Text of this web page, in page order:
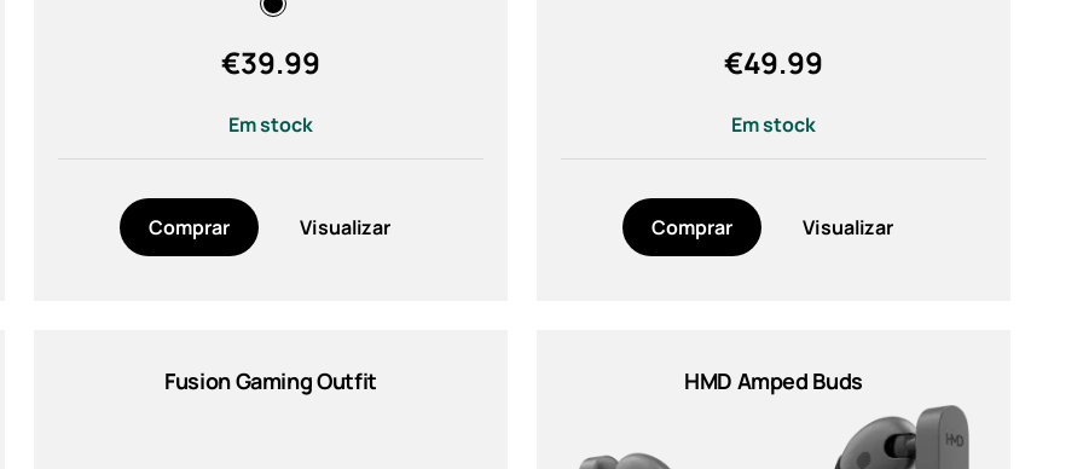
€39.99
Em stock
Comprar Visualizar
€49.99
Em stock
Comprar Visualizar
Fusion Gaming Outfit HMD Amped Buds